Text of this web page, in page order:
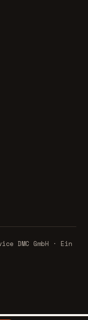
DMC GmbH · Ein